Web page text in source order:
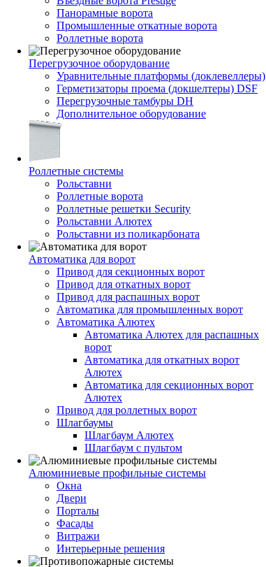
Панорамные ворота
Промышленные откатные ворота
Роллетные ворота
Перегрузочное оборудование
Уравнительные платформы (доклевеллеры)
Герметизаторы проема (докшелтеры) DSF
Перегрузочные тамбуры DH
Дополнительное оборудование
Роллетные системы
Рольставни
Роллетные ворота
Роллетные решетки Security
Рольставни Алютех
Рольставни из поликарбоната
Автоматика для ворот
Привод для секционных ворот
Привод для откатных ворот
Привод для распашных ворот
Автоматика для промышленных ворот
Автоматика Алютех
Автоматика Алютех для распашных
ворот
Автоматика для откатных ворот
Алютех
Автоматика для секционных ворот
Алютех
Привод для роллетных ворот
Шлагбаумы
Шлагбаум Алютех
Шлагбаум с пультом
Алюминиевые профильные системы
Окна
Двери
Порталы
Фасады
Витражи
Интерьерные решения